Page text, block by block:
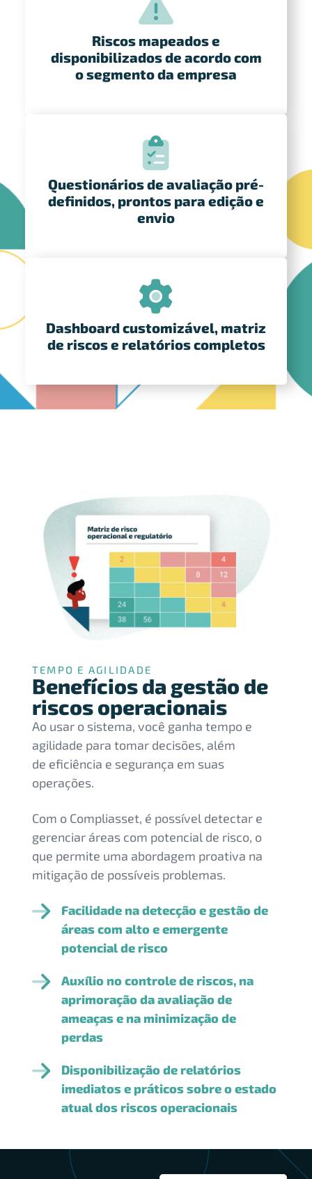
Riscos mapeados e
disponibilizados de acordo com
o segmento da empresa
Questionários de avaliação pré-
definidos, prontos para edição e
envio
Dashboard customizável, matriz
de riscos e relatórios completos
TEMPO E AGILIDADE
Benefícios da gestão de
riscos operacionais
Ao usar o sistema, você ganha tempo e
agilidade para tomar decisões, além
de eficiência e segurança em suas
operações.
Com o Compliasset, é possível detectar e
gerenciar áreas com potencial de risco, o
que permite uma abordagem proativa na
mitigação de possíveis problemas.
Facilidade na detecção e gestão de
áreas com alto e emergente
potencial de risco
Auxílio no controle de riscos, na
aprimoração da avaliação de
ameaças e na minimização de
perdas
Disponibilização de relatórios
imediatos e práticos sobre o estado
atual dos riscos operacionais